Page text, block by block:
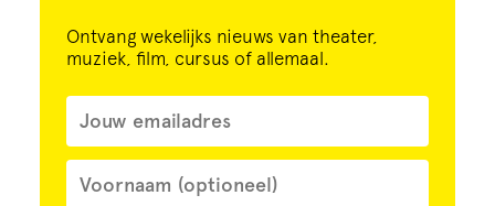
Ontvang wekelijks nieuws van theater,
muziek, film, cursus of allemaal.